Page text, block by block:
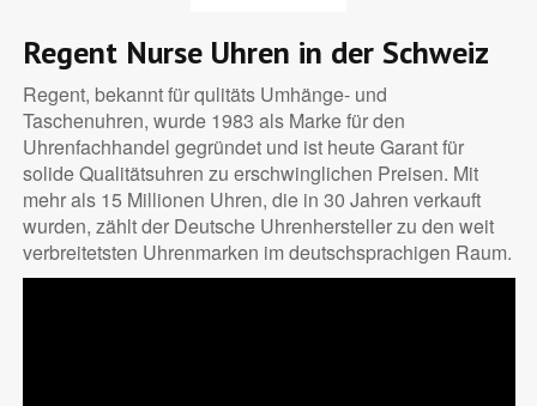
Regent Nurse Uhren in der Schweiz
Regent, bekannt für qulitäts Umhänge- und
Taschenuhren, wurde 1983 als Marke für den
Uhrenfachhandel gegründet und ist heute Garant für
solide Qualitätsuhren zu erschwinglichen Preisen. Mit
mehr als 15 Millionen Uhren, die in 30 Jahren verkauft
wurden, zählt der Deutsche Uhrenhersteller zu den weit
verbreitetsten Uhrenmarken im deutschsprachigen Raum.